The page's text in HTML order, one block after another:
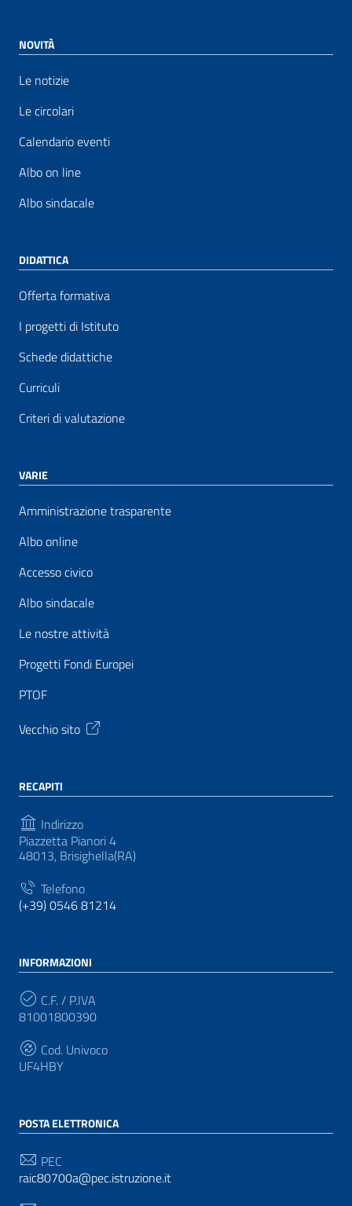
NOVITÀ
Le notizie
Le circolari
Calendario eventi
Albo on line
Albo sindacale
DIDATTICA
Offerta formativa
I progetti di Istituto
Schede didattiche
Curriculi
Criteri di valutazione
VARIE
Amministrazione trasparente
Albo online
Accesso civico
Albo sindacale
Le nostre attività
Progetti Fondi Europei
PTOF
Vecchio sito
RECAPITI
Indirizzo
Piazzetta Pianori 4
48013, Brisighella(RA)
Telefono
(+39) 0546 81214
INFORMAZIONI
C.F. / P.IVA
81001800390
Cod. Univoco
UF4HBY
POSTA ELETTRONICA
PEC
raic80700a@pec.istruzione.it